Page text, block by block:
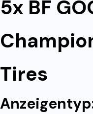
5x BF
Tires